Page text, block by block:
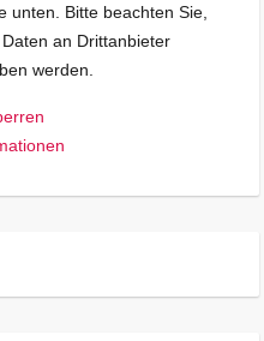
unten. Bitte beachten Sie,
an Drittanbieter
werden.